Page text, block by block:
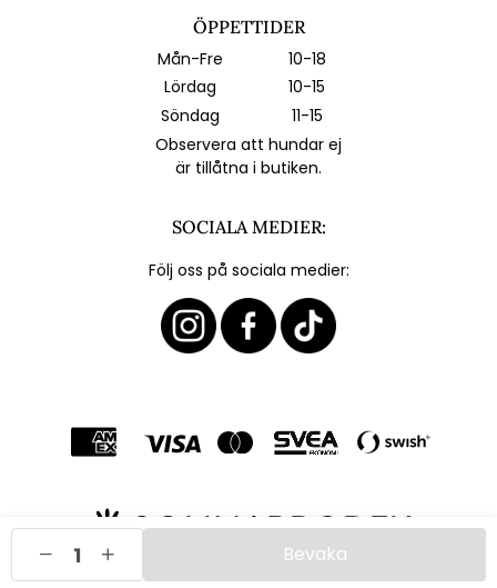
Bevaka
ÖPPETTIDER
Mån-Fre
10-18
Lördag
10-15
Söndag
11-15
Observera att hundar ej
är tillåtna i butiken.
SOCIALA MEDIER:
Följ oss på sociala medier: